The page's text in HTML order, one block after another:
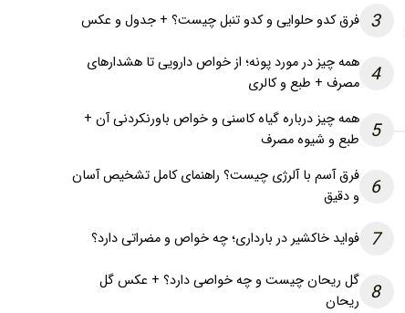
3 فرق کدو حلوایی و کدو تنبل چیست؟ + جدول و عکس
4 همه چیز در مورد پونه؛ از خواص دارویی تا هشدارهای
مصرف + طبع و کالری
5
همه چیز درباره گیاه کاسنی و خواص باورنکردنی آن +
طبع و شیوه مصرف
6
فرق آسم با آلرژی چیست؟ راهنمای کامل تشخیص آسان
و دقیق
7 فواید خاکشیر در بارداری؛ چه خواص و مضراتی دارد؟
8 گل ریحان چیست و چه خواصی دارد؟ + عکس گل
ریحان